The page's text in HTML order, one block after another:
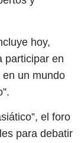
hoy,
participar en
en un mundo
el foro
para debatir